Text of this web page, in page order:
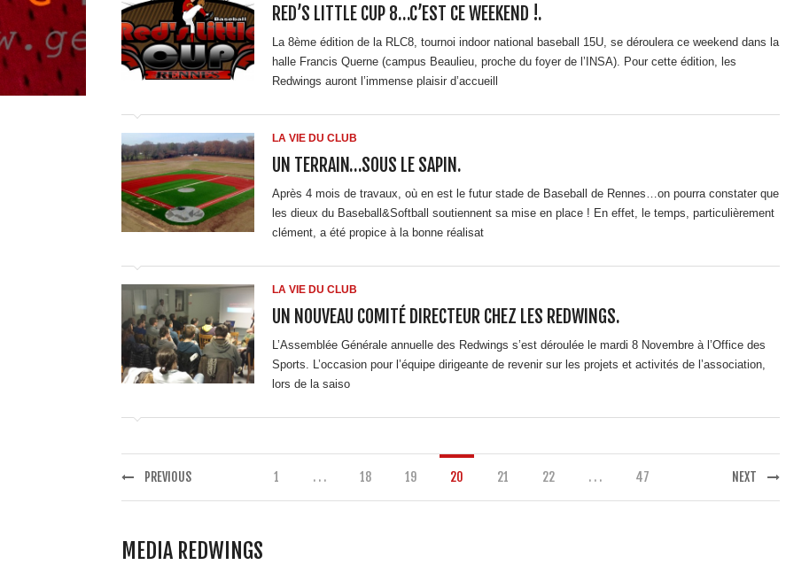
RED’S LITTLE CUP 8…C’EST CE WEEKEND !.
La 8ème édition de la RLC8, tournoi indoor national baseball 15U, se déroulera ce weekend dans la
halle Francis Querne (campus Beaulieu, proche du foyer de l’INSA). Pour cette édition, les
Redwings auront l’immense plaisir d’accueill
LA VIE DU CLUB
UN TERRAIN…SOUS LE SAPIN.
Après 4 mois de travaux, où en est le futur stade de Baseball de Rennes…on pourra constater que
les dieux du Baseball&Softball soutiennent sa mise en place ! En effet, le temps, particulièrement
clément, a été propice à la bonne réalisat
LA VIE DU CLUB
UN NOUVEAU COMITÉ DIRECTEUR CHEZ LES REDWINGS.
L’Assemblée Générale annuelle des Redwings s’est déroulée le mardi 8 Novembre à l’Office des
Sports. L’occasion pour l’équipe dirigeante de revenir sur les projets et activités de l’association,
lors de la saiso
PREVIOUS 1 . . . 18 19 20 21 22 . . . 47 NEXT
MEDIA REDWINGS